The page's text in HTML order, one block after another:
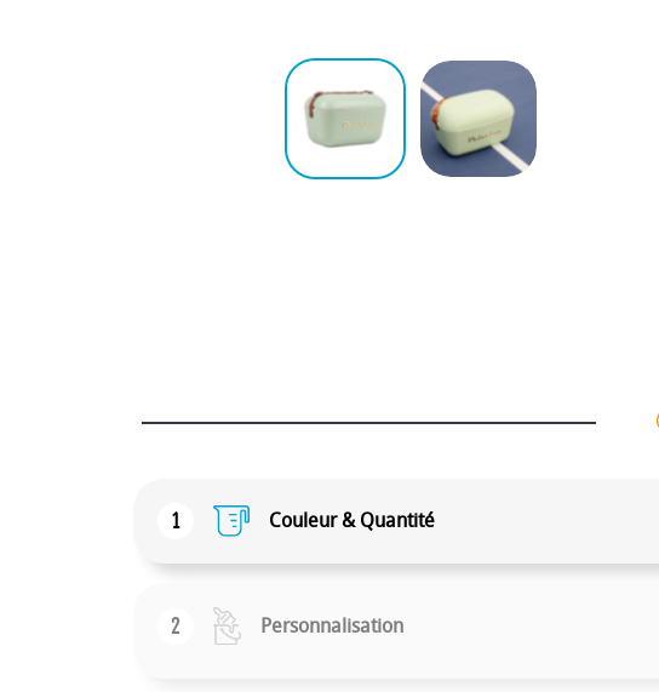
1 Couleur & Quantité
2 Personnalisation